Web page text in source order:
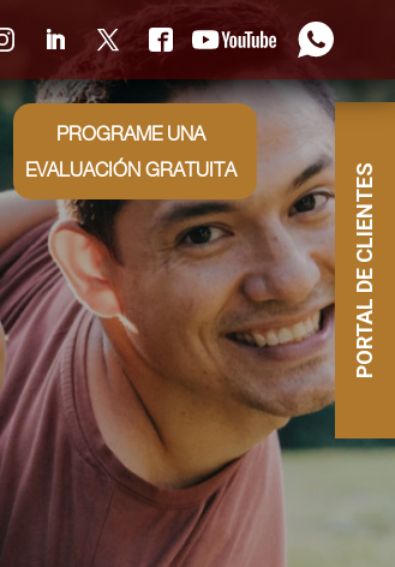
PROGRAME UNA
EVALUACIÓN GRATUITA
PORTAL DE CLIENTES